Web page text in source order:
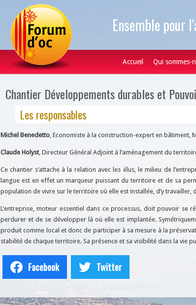
Ensemble pour
Accueil Qui sommes-
Chantier Développements durables et
Les responsables
Michel Benedetto, Economiste à la construction-expert en bâtiment,
Claude Holyst, Directeur Général Adjoint à l’aménagement du
Ce chantier s’attache à la relation avec les élus, le milieu de
langue est en effet un marqueur puissant du territoire et de sa
population de vivre sur le territoire où elle est installée, d’y travailler,
L’entreprise, moteur essentiel dans ce processus, doit pouvoir
perdurer et de se développer là où elle est implantée.
produit comme local et donc de participer à sa mesure à la
stabilité de chaque territoire. Sa présence et sa visibilité dans la vie
Facebook Twitter